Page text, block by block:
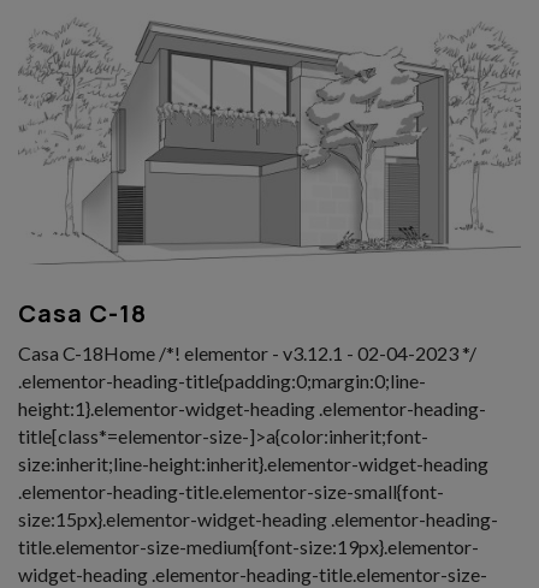
Casa C-18
Casa C-18Home /*! elementor - v3.12.1 - 02-04-2023 */
.elementor-heading-title{padding:0;margin:0;line-
height:1}.elementor-widget-heading .elementor-heading-
title[class*=elementor-size-]>a{color:inherit;font-
size:inherit;line-height:inherit}.elementor-widget-heading
.elementor-heading-title.elementor-size-small{font-
size:15px}.elementor-widget-heading .elementor-heading-
title.elementor-size-medium{font-size:19px}.elementor-
widget-heading .elementor-heading-title.elementor-size-